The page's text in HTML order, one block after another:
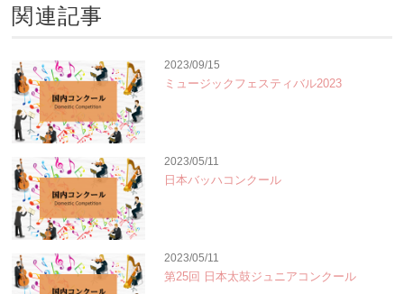
関連記事
2023/09/15
ミュージックフェスティバル2023
2023/05/11
日本バッハコンクール
2023/05/11
第25回 日本太鼓ジュニアコンクール